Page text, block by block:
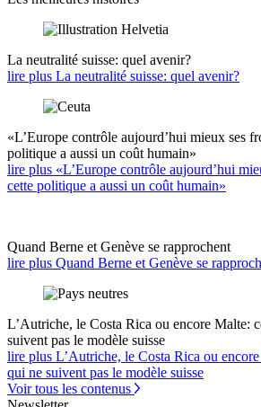
La neutralité suisse: quel avenir?
lire plus La neutralité suisse: quel avenir?
«L’Europe contrôle aujourd’hui mieux ses
politique a aussi un coût humain»
lire plus «L’Europe contrôle aujourd’hui
cette politique a aussi un coût humain»
Quand Berne et Genève se rapprochent
lire plus Quand Berne et Genève se
L’Autriche, le Costa Rica ou encore Malte:
suivent pas le modèle suisse
lire plus L’Autriche, le Costa Rica ou
qui ne suivent pas le modèle suisse
Voir tous les contenus